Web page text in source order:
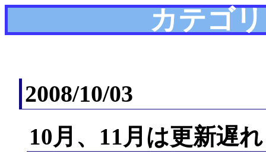
カテゴ
2008/10/03
10月、11月は更新遅